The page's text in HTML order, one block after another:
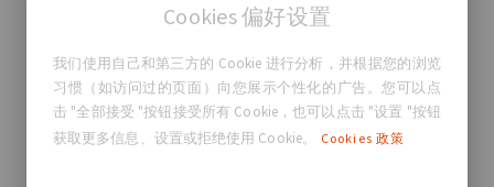
我的旅程
我的丰胸之旅
我的手术
查找您的 GCA® 植入物
Cookies 偏好设置
我们使用自己和第三方的 Cookie 进行分析，并根据您的浏览
习惯（如访问过的页面）向您展示个性化的广告。您可以点
击 "全部接受 "按钮接受所有 Cookie，也可以点击 "设置 "按钮
获取更多信息、设置或拒绝使用 Cookie。
Cookies 政策